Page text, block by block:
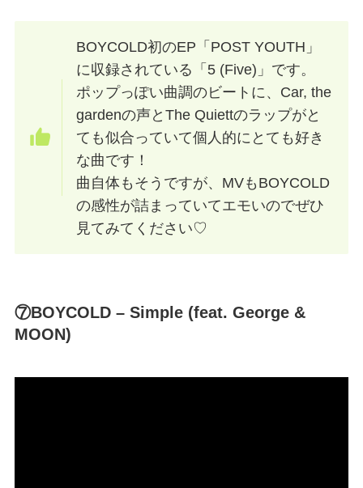
BOYCOLD初のEP「POST YOUTH」
に収録されている「5 (Five)」です。
ポップっぽい曲調のビートに、Car, the
gardenの声とThe Quiettのラップがと
ても似合っていて個人的にとても好き
な曲です！
曲自体もそうですが、MVもBOYCOLD
の感性が詰まっていてエモいのでぜひ
見てみてください♡
⑦BOYCOLD – Simple (feat. George &
MOON)